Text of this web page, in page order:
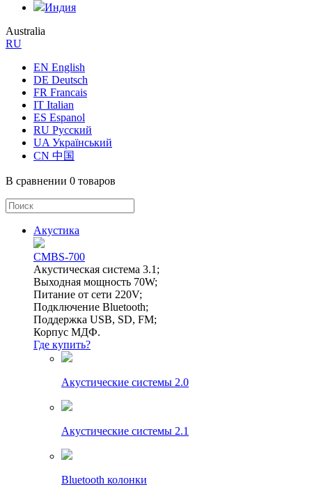
Индия
Australia
RU
EN English
DE Deutsch
FR Francais
IT Italian
ES Espanol
RU Русский
UA Український
CN 中国
В сравнении 0 товаров
Акустика
CMBS-700
Акустическая система 3.1;
Выходная мощность 70W;
Питание от сети 220V;
Подключение Bluetooth;
Поддержка USB, SD, FM;
Корпус МДФ.
Где купить?
Акустические системы 2.0
Акустические системы 2.1
Bluetooth колонки